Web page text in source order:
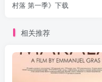
村落 第一季》下载
相关推荐